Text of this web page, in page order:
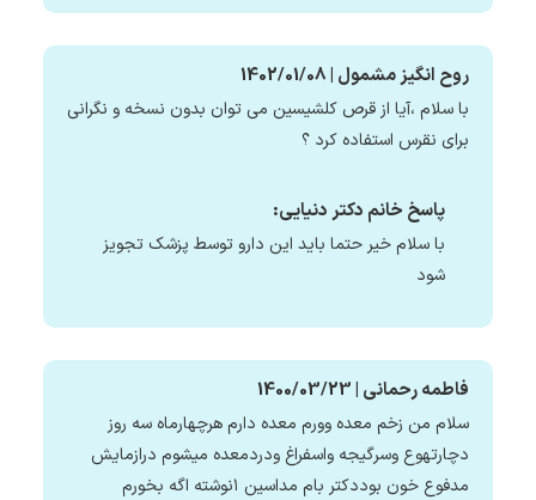
روح انگیز مشمول | 1402/01/08
با سلام ،آیا از قرص کلشیسین می توان بدون نسخه و نگرانی
برای نقرس استفاده کرد ؟
پاسخ خانم دکتر دنیایی:
با سلام خیر حتما باید این دارو توسط پزشک تجویز
شود
فاطمه رحمانی | 1400/03/23
سلام من زخم معده وورم معده دارم هرچهارماه سه روز
دچارتهوع وسرگیجه واسفراغ ودردمعده میشوم درازمایش
مدفوع خون بوددکتر بام مداسین ۱نوشته اگه بخورم